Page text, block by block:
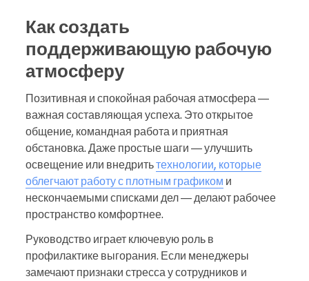
Как создать
поддерживающую рабочую
атмосферу
Позитивная и спокойная рабочая атмосфера —
важная составляющая успеха. Это открытое
общение, командная работа и приятная
обстановка. Даже простые шаги — улучшить
освещение или внедритьтехнологии, которые
облегчают работу с плотным графиком и
нескончаемыми списками дел — делают рабочее
пространство комфортнее.
Руководство играет ключевую роль в
профилактике выгорания. Если менеджеры
замечают признаки стресса у сотрудников и